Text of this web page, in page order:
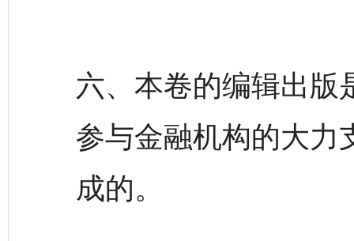
六、本卷的编辑出版
参与金融机构的大力
成的。